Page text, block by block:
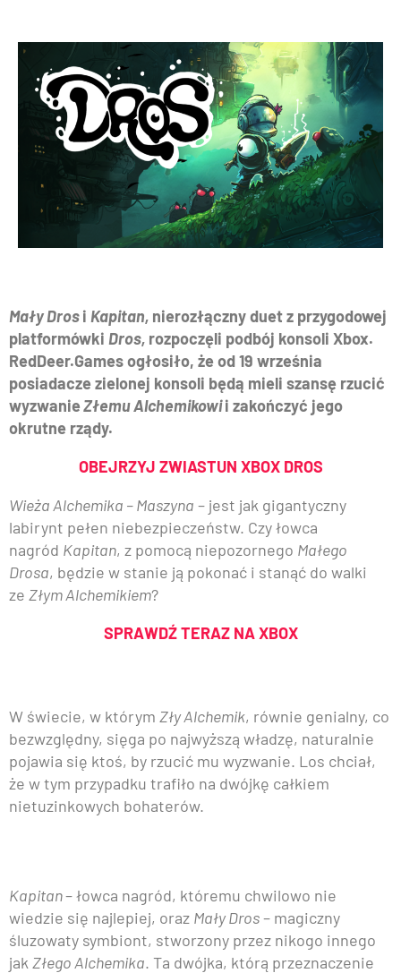
Mały Drosi Kapitan, nierozłączny duet z przygodowej
platformówki Dros, rozpoczęli podbój konsoli Xbox.
RedDeer.Games ogłosiło, że od 19 września
posiadacze zielonej konsoli będą mieli szansę rzucić
wyzwanieZłemu Alchemikowii zakończyć jego
okrutne rządy.
OBEJRZYJ ZWIASTUN XBOX DROS
Wieża Alchemika – Maszyna – jest jak gigantyczny
labirynt pełen niebezpieczeństw. Czy łowca
nagród Kapitan, z pomocą niepozornego Małego
Drosa, będzie w stanie ją pokonać i stanąć do walki
ze Złym Alchemikiem?
SPRAWDŹ TERAZ NA XBOX
W świecie, w którym Zły Alchemik, równie genialny, co
bezwzględny, sięga po najwyższą władzę, naturalnie
pojawia się ktoś, by rzucić mu wyzwanie. Los chciał,
że w tym przypadku trafiło na dwójkę całkiem
nietuzinkowych bohaterów.
Kapitan– łowca nagród, któremu chwilowo nie
wiedzie się najlepiej, oraz Mały Dros– magiczny
śluzowaty symbiont, stworzony przez nikogo innego
jak Złego Alchemika. Ta dwójka, którą przeznaczenie